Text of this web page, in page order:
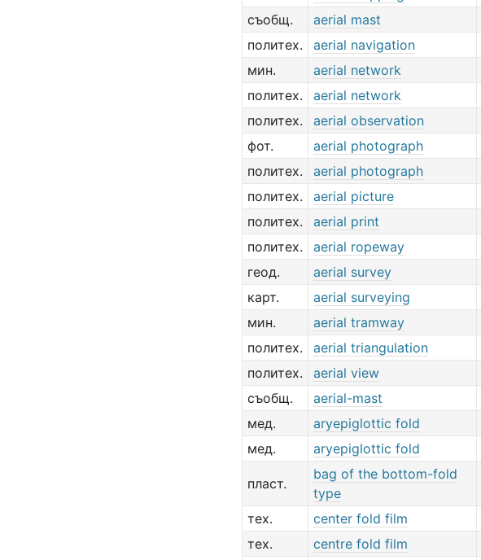
съобщ.
aerial mast
политех.
aerial navigation
мин.
aerial network
политех.
aerial network
политех.
aerial observation
фот.
aerial photograph
политех.
aerial photograph
политех.
aerial picture
политех.
aerial print
политех.
aerial ropeway
геод.
aerial survey
карт.
aerial surveying
мин.
aerial tramway
политех.
aerial triangulation
политех.
aerial view
съобщ.
aerial-mast
мед.
aryepiglottic fold
мед.
aryepiglottic fold
пласт.
bag of the bottom-fold
type
тех. center fold film
тех.
centre fold film